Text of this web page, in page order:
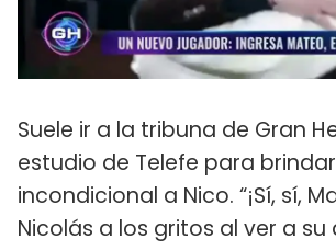
Suele ir a la tribuna de Gran
estudio de Telefe para
incondicional a Nico. “¡Sí, sí,
Nicolás a los gritos al ver a